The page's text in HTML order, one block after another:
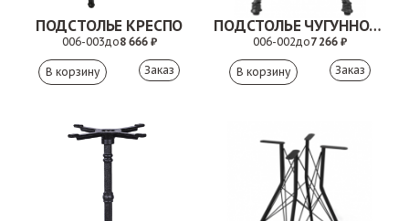
ПОДСТОЛЬЕ КРЕСПО
006-003до8 666 ₽
Заказ
ПОДСТОЛЬЕ ЧУГУННОЕ ОЛИВИЯ
006-002до7 266 ₽
Заказ